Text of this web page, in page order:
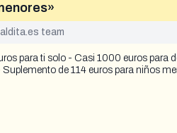
team
para ti solo - Casi 1000 euros para
de 114 euros para niños